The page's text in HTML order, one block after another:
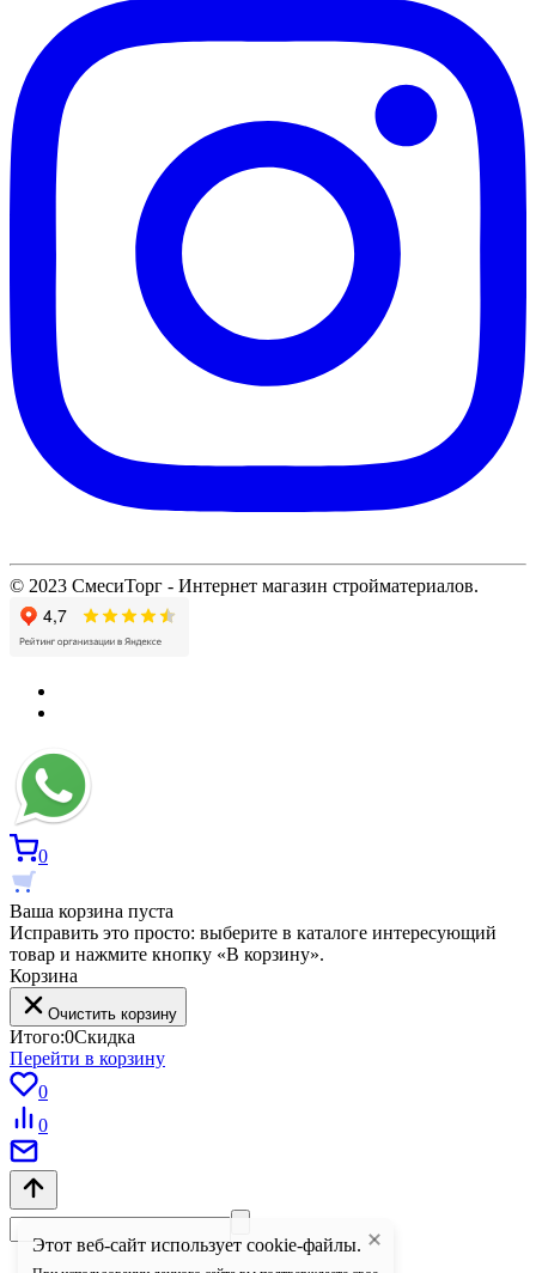
Этот веб-сайт использует cookie-файлы.
© 2023 СмесиТорг - Интернет магазин стройматериалов.
0
Ваша корзина пуста
Исправить это просто: выберите в каталоге интересующий
товар и нажмите кнопку «В корзину».
Корзина
Очистить корзину
Итого:0Скидка
Перейти в корзину
0
0